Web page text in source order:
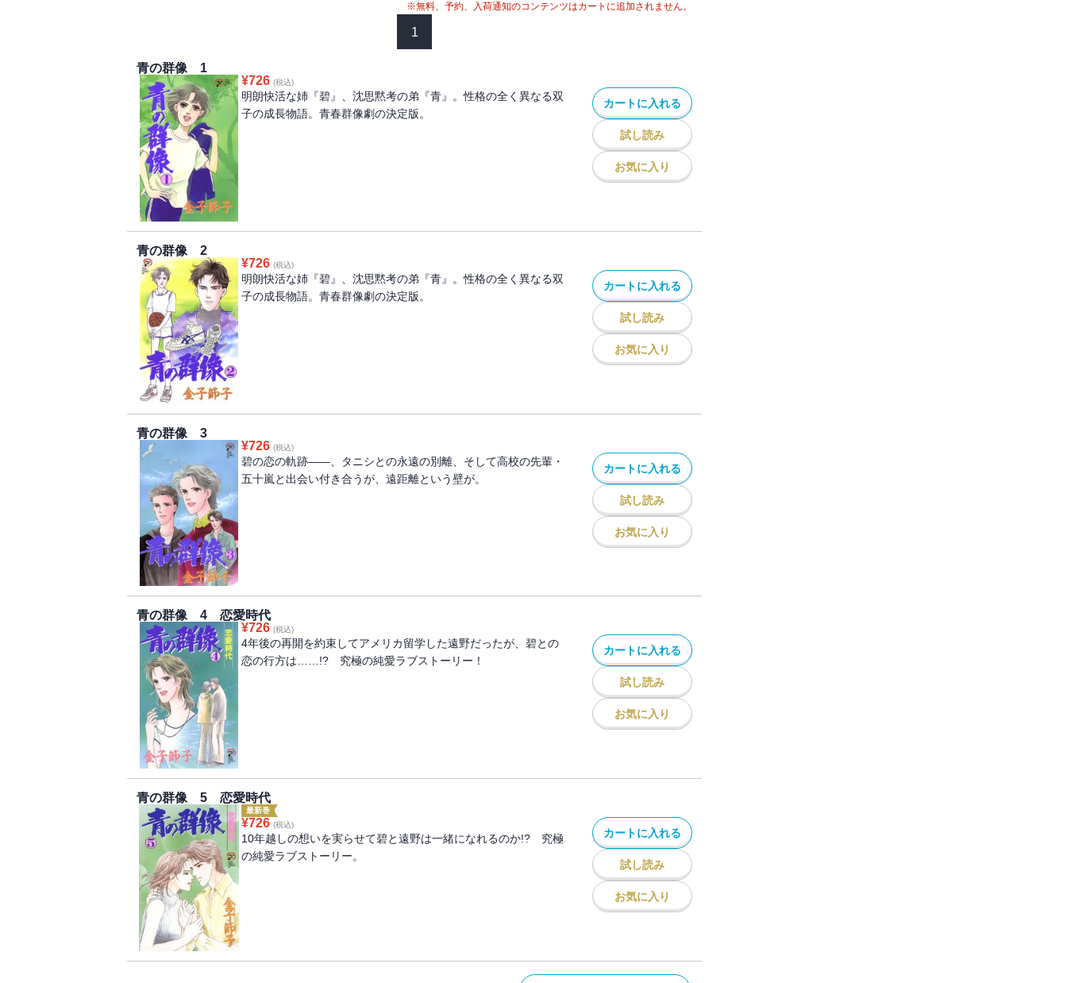
※無料、予約、入荷通知のコンテンツはカートに追加されません。
1
青の群像 1
¥726 (税込)
明朗快活な姉『碧』、沈思黙考の弟『青』。性格の全く異なる双
子の成長物語。青春群像劇の決定版。
カートに入れる
試し読み
お気に入り
青の群像 2
¥726 (税込)
明朗快活な姉『碧』、沈思黙考の弟『青』。性格の全く異なる双
子の成長物語。青春群像劇の決定版。
カートに入れる
試し読み
お気に入り
青の群像 3
¥726 (税込)
碧の恋の軌跡――、タニシとの永遠の別離、そして高校の先輩・
五十嵐と出会い付き合うが、遠距離という壁が。
カートに入れる
試し読み
お気に入り
青の群像 4 恋愛時代
¥726 (税込)
4年後の再開を約束してアメリカ留学した遠野だったが、碧との
恋の行方は……!? 究極の純愛ラブストーリー！
カートに入れる
試し読み
お気に入り
青の群像 5 恋愛時代
最新巻
¥726 (税込)
10年越しの想いを実らせて碧と遠野は一緒になれるのか!? 究極
の純愛ラブストーリー。
カートに入れる
試し読み
お気に入り